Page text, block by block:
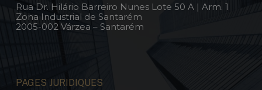
Rua Dr. Hilário Barreiro Nunes Lote 50 A | Arm. 1
Zona Industrial de Santarém
2005-002 Várzea – Santarém
PAGES JURIDIQUES